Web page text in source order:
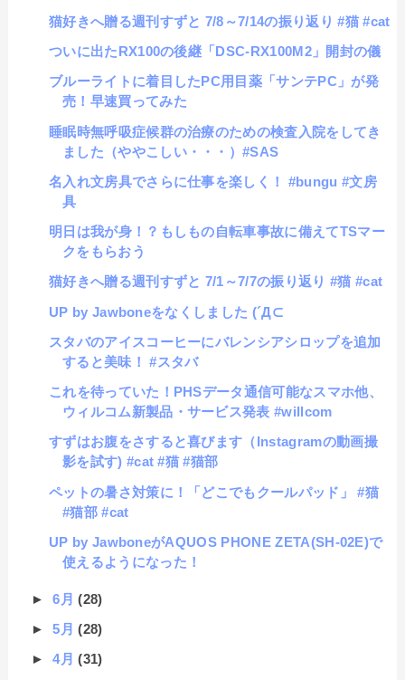
猫好きへ贈る週刊すずと 7/8～7/14の振り返り #猫 #cat
ついに出たRX100の後継「DSC-RX100M2」開封の儀
ブルーライトに着目したPC用目薬「サンテPC」が発
売！早速買ってみた
睡眠時無呼吸症候群の治療のための検査入院をしてき
ました（ややこしい・・・）#SAS
名入れ文房具でさらに仕事を楽しく！ #bungu #文房
具
明日は我が身！？もしもの自転車事故に備えてTSマー
クをもらおう
猫好きへ贈る週刊すずと 7/1～7/7の振り返り #猫 #cat
UP by Jawboneをなくしました (´Д⊂
スタバのアイスコーヒーにバレンシアシロップを追加
すると美味！ #スタバ
これを待っていた！PHSデータ通信可能なスマホ他、
ウィルコム新製品・サービス発表 #willcom
すずはお腹をさすると喜びます（Instagramの動画撮
影を試す) #cat #猫 #猫部
ペットの暑さ対策に！「どこでもクールパッド」 #猫
#猫部 #cat
UP by JawboneがAQUOS PHONE ZETA(SH-02E)で
使えるようになった！
►6月(28)
►5月(28)
►4月(31)